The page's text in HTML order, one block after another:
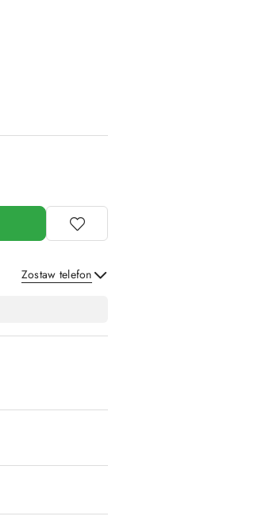
Zostaw telefon